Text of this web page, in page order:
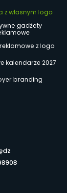
z własnym logo
gadżety
z logo
kalendarze 2027
branding